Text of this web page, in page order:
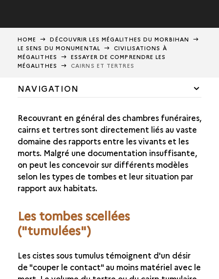
HOME
DÉCOUVRIR LES MÉGALITHES DU MORBIHAN
LE SENS DU MONUMENTAL
CIVILISATIONS À
MÉGALITHES
ESSAYER DE COMPRENDRE LES
MÉGALITHES
CAIRNS ET TERTRES
NAVIGATION
SAVOIR REGARDER LES MÉGALITHES
ESSAYER DE COMPRENDRE LES MÉGALITHES
CAIRNS ET TERTRES
MENHIRS
Recouvrant en général des chambres funéraires,
cairns et tertres sont directement liés au vaste
domaine des rapports entre les vivants et les
morts. Malgré une documentation insuffisante,
on peut les concevoir sur différents modèles
selon les types de tombes et leur situation par
rapport aux habitats.
Les tombes scellées
("tumulées")
Les cistes sous tumulus témoignent d'un désir
de "couper le contact" au moins matériel avec le